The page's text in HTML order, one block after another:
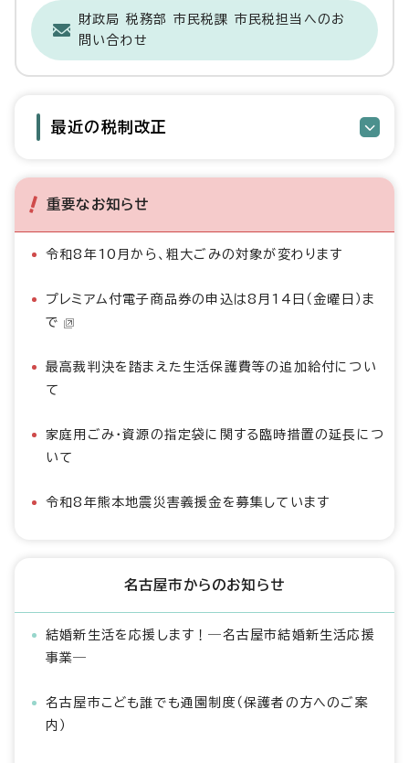
財政局 税務部 市民税課 市民税担当へのお
問い合わせ
最近の税制改正
重要なお知らせ
令和8年10月から、粗大ごみの対象が変わります
プレミアム付電子商品券の申込は8月14日（金曜日）ま
で
最高裁判決を踏まえた生活保護費等の追加給付につい
て
家庭用ごみ・資源の指定袋に関する臨時措置の延長につ
いて
令和8年熊本地震災害義援金を募集しています
名古屋市からのお知らせ
結婚新生活を応援します！―名古屋市結婚新生活応援
事業―
名古屋市こども誰でも通園制度（保護者の方へのご案
内）